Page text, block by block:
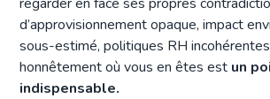
d’approvisionnement opaque, impact
sous-estimé, politiques RH
honnêtement où vous en êtes est un
indispensable.